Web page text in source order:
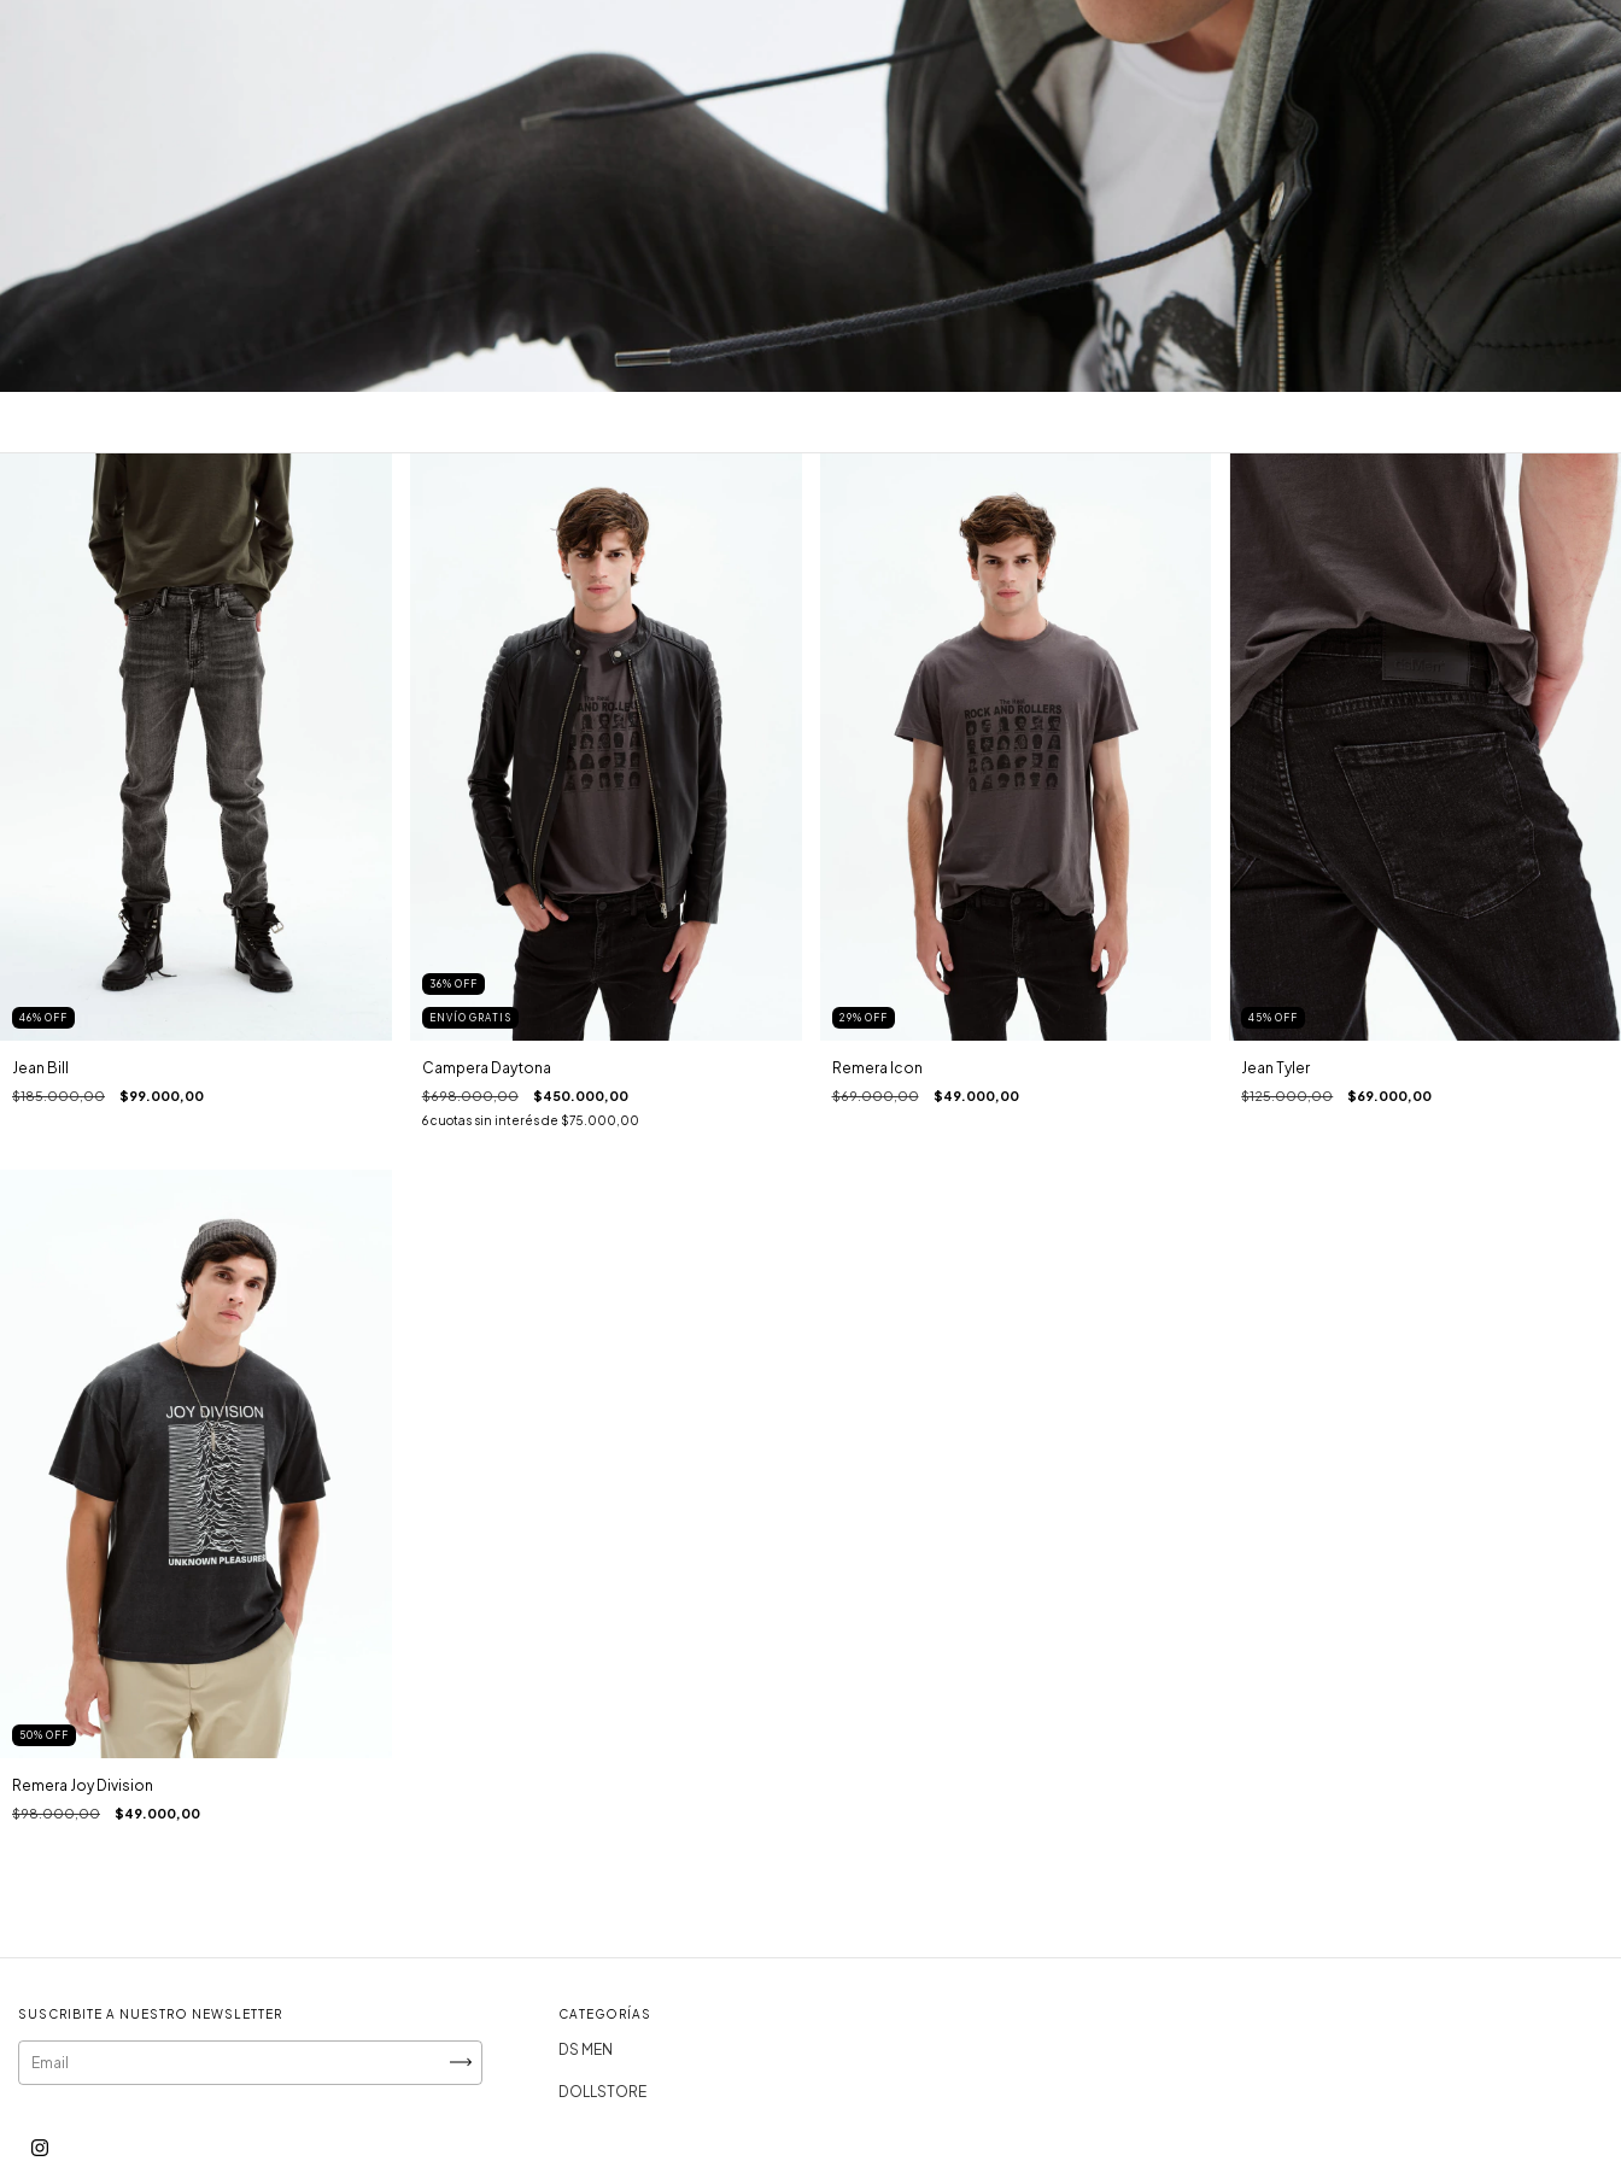
46% OFF
Jean Bill
$185.000,00 $99.000,00
36% OFF
ENVÍO GRATIS
Campera Daytona
$698.000,00 $450.000,00
6cuotas sin interés de $75.000,00
29% OFF
Remera Icon
$69.000,00 $49.000,00
45%OFF
Jean Tyler
$125.000,00 $69.000,00
50% OFF
Remera Joy Division
$98.000,00 $49.000,00
SUSCRIBITE A NUESTRO NEWSLETTER CATEGORÍAS
DS MEN
DOLLSTORE